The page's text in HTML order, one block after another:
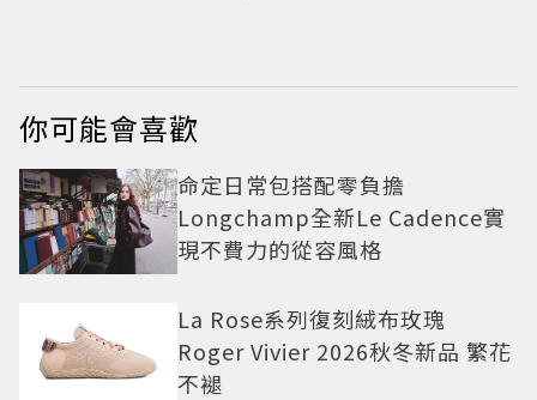
你可能會喜歡
命定日常包搭配零負擔
Longchamp全新Le Cadence實
現不費力的從容風格
La Rose系列復刻絨布玫瑰
Roger Vivier 2026秋冬新品 繁花
不褪